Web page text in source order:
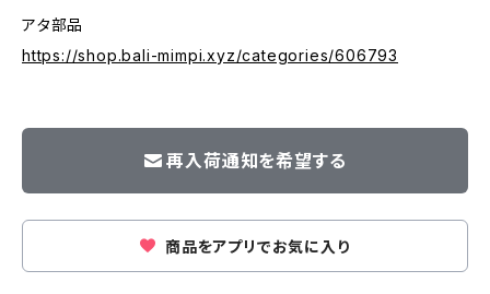
アタ部品
https://shop.bali-mimpi.xyz/categories/606793
再入荷通知を希望する
商品をアプリでお気に入り